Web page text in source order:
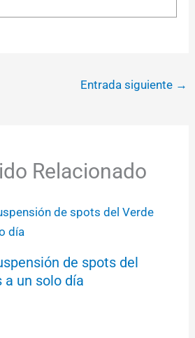
Entrada siguiente →
Relacionado
de spots del
a un solo día